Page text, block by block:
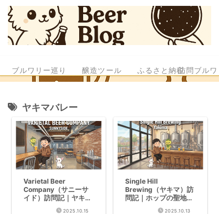
ブルワリー巡り 醸造ツール ふるさと納税訪問ブル
ヤキマバレー
Varietal Beer
Company（サニーサ
イド）訪問記｜ヤキマ
で飲んだ最高のHazy
2025.10.15
Single Hill
Brewing（ヤキマ）訪
問記｜ホップの聖地で
飲む絶品IPA
2025.10.13